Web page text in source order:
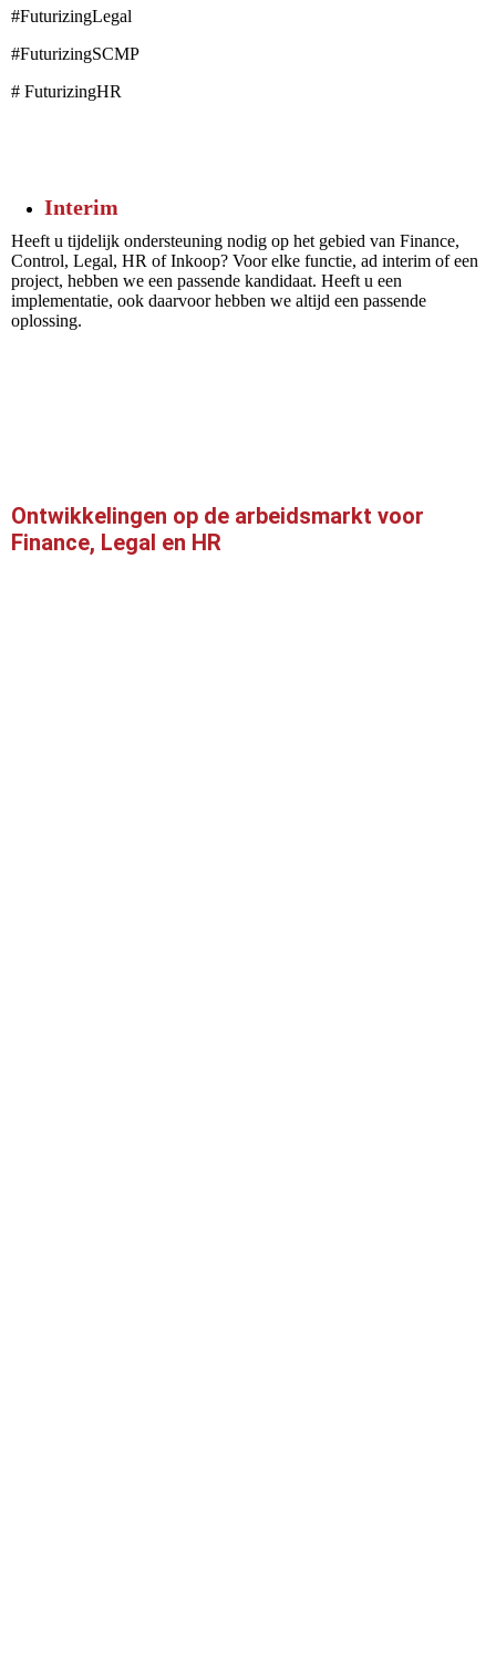
#FuturizingLegal
#FuturizingSCMP
# FuturizingHR
Interim
Heeft u tijdelijk ondersteuning nodig op het gebied van Finance,
Control, Legal, HR of Inkoop? Voor elke functie, ad interim of een
project, hebben we een passende kandidaat. Heeft u een
implementatie, ook daarvoor hebben we altijd een passende
oplossing.
Ontwikkelingen op de arbeidsmarkt voor
Finance, Legal en HR